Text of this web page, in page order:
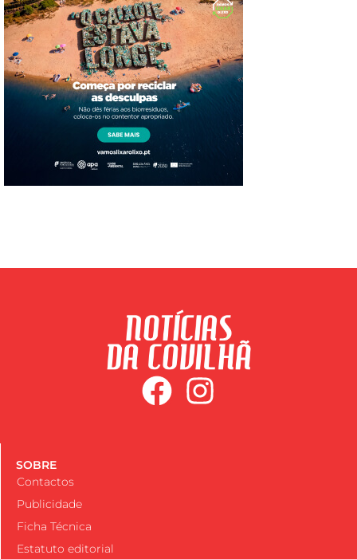
SOBRE
Contactos
Publicidade
Ficha Técnica
Estatuto editorial